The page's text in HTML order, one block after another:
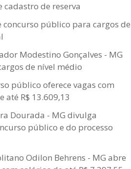
cadastro de reserva
concurso público para cargos de
Modestino Gonçalves - MG
de nível médio
público oferece vagas com
até R$ 13.609,13
Dourada - MG divulga
público e do processo
Odilon Behrens - MG abre